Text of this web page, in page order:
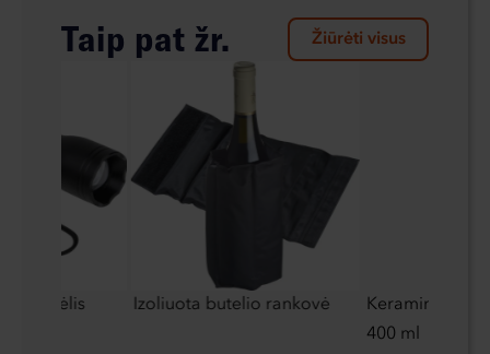
Taip pat žr. Žiūrėti visus
Izoliuota butelio rankovė
Keraminis
400 ml